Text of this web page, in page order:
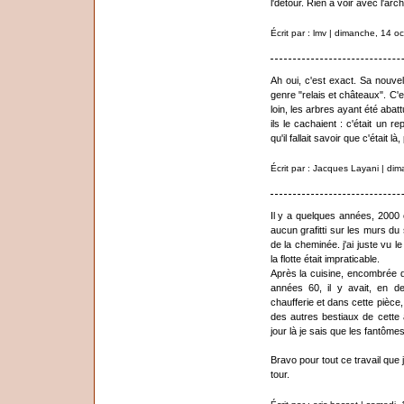
l'détour. Rien à voir avec
Écrit par : lmv | dimanche, 14
Ah oui, c'est exact. Sa
genre "relais et châteaux".
loin, les arbres ayant été
ils le cachaient : c'était un
qu'il fallait savoir que c'était
Écrit par : Jacques Layani |
Il y a quelques années,
aucun grafitti sur les murs
de la cheminée. j'ai juste vu
la flotte était impraticable.
Après la cuisine, encombrée
années 60, il y avait, en
chaufferie et dans cette
des autres bestiaux de
jour là je sais que les
Bravo pour tout ce travail que
tour.